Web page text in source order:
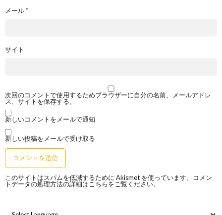
メール*
サイト
次回のコメントで使用するためブラウザーに自分の名前、メールアドレ
ス、サイトを保存する。
新しいコメントをメールで通知
新しい投稿をメールで受け取る
このサイトはスパムを低減するために Akismet を使っています。
コメン
トデータの処理方法の詳細はこちらをご覧ください。